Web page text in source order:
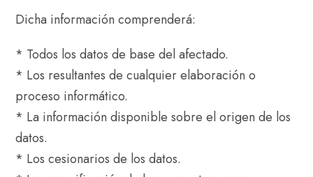
Dicha información comprenderá:
* Todos los datos de base del afectado.
* Los resultantes de cualquier elaboración o
proceso informático.
* La información disponible sobre el origen de los
datos.
* Los cesionarios de los datos.